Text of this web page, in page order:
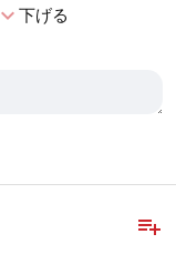
expand_more下げる
playlist_add